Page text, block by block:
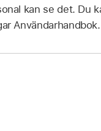
kan se det. Du
Användarhandbok.